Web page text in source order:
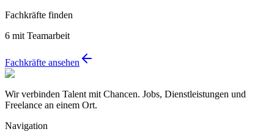
Fachkräfte finden
6 mit Teamarbeit
Fachkräfte ansehen
Wir verbinden Talent mit Chancen. Jobs, Dienstleistungen und
Freelance an einem Ort.
Navigation